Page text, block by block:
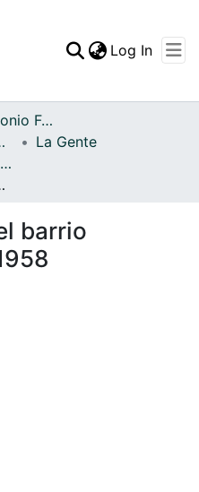
Statistics
Log In
Archivo del Patrimonio Fotográfico y Fílmico del Valle del Cauca
Valle del Cauca
La Gente
APFFVC - El Pueblo - Patrimonial
Cali, 1958
barrio